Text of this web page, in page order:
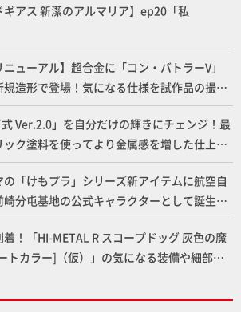
ギアス 新潔のアルマリア】ep20「私
ニューアル】超合金に「コン・バトラーV」
規造形で登場！気になる仕様を試作品の撮り
ご紹介!!さらに「大鉄人17」＆「ワンエイ
ト情報もお届け！【超合金の魂】
式 Ver.2.0」を自分だけの輝きにチェンジ！最
ック塗料を使ってより金属感を増した仕上が
し読み】
の「けもプラ」シリーズ新アイテムに航空自
崎分屯基地の公式キャラクターとして誕生し
ねこ」が着任！けもプラ公式サイト限定版と
2ラインで発売！
！「HI-METAL R スコープドッグ 灰色の魔
トカラー]（仮）」の気になる装備や細部な